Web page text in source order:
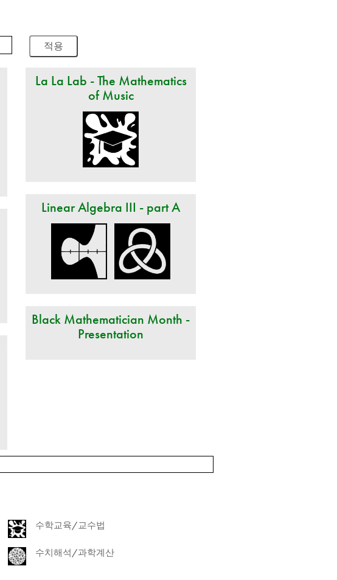
La La Lab - The Mathematics
of Music
Linear Algebra III - part A
Black Mathematician Month -
Presentation
수학교육/교수법
수치해석/과학계산